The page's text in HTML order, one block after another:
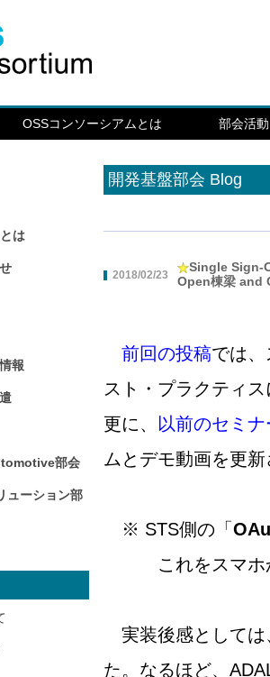
OSSコンソーシアムとは 部会活動
は
報
部会
ューション部
開発基盤部会 Blog
2018/02/23
Single Sign-
Open棟梁 and
前回の投稿では
スト・プラクティ
更に、
以前のセミナ
ムとデモ動画を更
※ STS側の「
これをスマホか
実装後感としては
た。なるほど、